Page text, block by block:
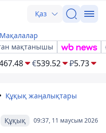
Қаз
Мақалалар
мақтанышы
€539.52 ₽5.73
Құқық жаңалықтары
09:37, 11 маусым 2026
Құқық